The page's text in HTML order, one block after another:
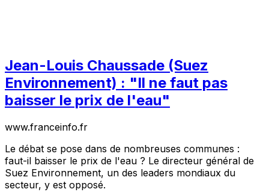
Jean-Louis Chaussade (Suez
Environnement) : "Il ne faut pas
baisser le prix de l'eau"
www.franceinfo.fr
Le débat se pose dans de nombreuses communes :
faut-il baisser le prix de l'eau ? Le directeur général de
Suez Environnement, un des leaders mondiaux du
secteur, y est opposé.